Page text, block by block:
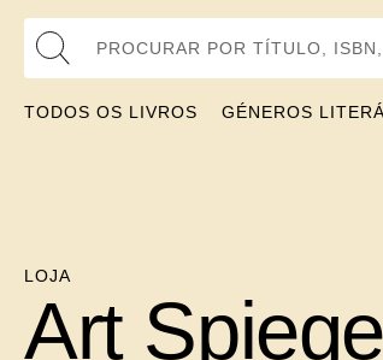
Procurar por Título, ISBN, Editora, ou Autor
TODOS OS LIVROS GÉNEROS
LOJA
Art